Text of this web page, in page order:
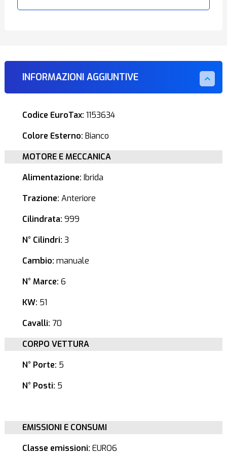
INFORMAZIONI AGGIUNTIVE
Codice EuroTax: 1153634
Colore Esterno: Bianco
MOTORE E MECCANICA
Alimentazione: Ibrida
Trazione: Anteriore
Cilindrata: 999
N° Cilindri: 3
Cambio: manuale
N° Marce: 6
KW: 51
Cavalli: 70
CORPO VETTURA
N° Porte: 5
N° Posti: 5
EMISSIONI E CONSUMI
Classe emissioni: EURO6